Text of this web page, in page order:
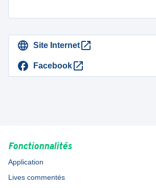
Site Internet
Facebook
Fonctionnalités
Application
Lives commentés